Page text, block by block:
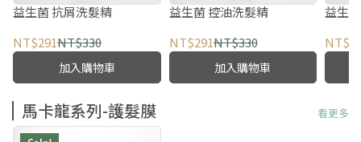
益生菌 抗屑洗髮精
NT$291NT$330
加入購物車
益生菌 控油洗髮精
NT$291NT$330
加入購物車
益生
馬卡龍系列-護髮膜 看更多